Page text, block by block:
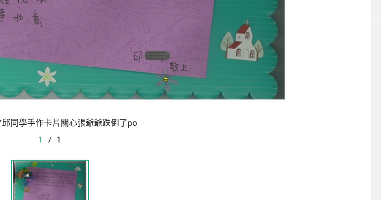
同學手作卡片關心張爺爺跌倒了po
1
/ 1